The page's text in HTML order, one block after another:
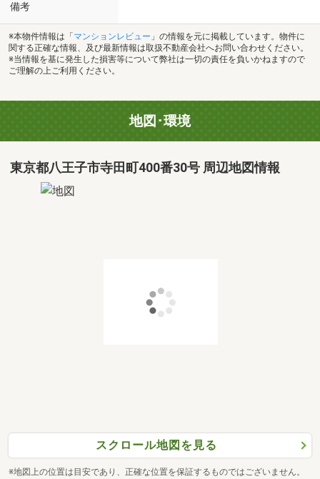
備考
※本物件情報は「 マンションレビュー 」の情報を元に掲載しています。物件に
関する正確な情報、及び最新情報は取扱不動産会社へお問い合わせください。
※当情報を基に発生した損害等について弊社は一切の責任を負いかねますので
ご理解の上ご利用ください。
地図･環境
東京都八王子市寺田町400番30号 周辺地図情報
スクロール地図を見る
※地図上の位置は目安であり、正確な位置を保証するものではございません。